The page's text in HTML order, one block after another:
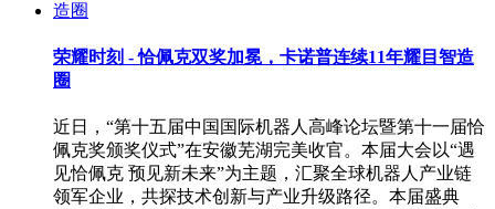
荣耀时刻 - 恰佩克双奖加冕，卡诺普连续11年耀目智造
圈
近日，“第十五届中国国际机器人高峰论坛暨第十一届恰
佩克奖颁奖仪式”在安徽芜湖完美收官。本届大会以“遇
见恰佩克 预见新未来”为主题，汇聚全球机器人产业链
领军企业，共探技术创新与产业升级路径。本届盛典